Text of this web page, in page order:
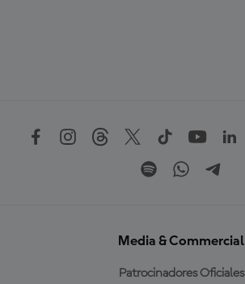
Media & Commercial
Patrocinadores Oficiales